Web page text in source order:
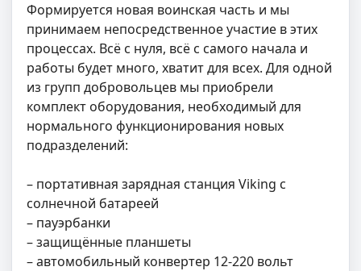
Формируется новая воинская часть и мы
принимаем непосредственное участие в этих
процессах. Всё с нуля, всё с самого начала и
работы будет много, хватит для всех. Для одной
из групп добровольцев мы приобрели
комплект оборудования, необходимый для
нормального функционирования новых
подразделений:
– портативная зарядная станция Viking с
солнечной батареей
– пауэрбанки
– защищённые планшеты
– автомобильный конвертер 12-220 вольт